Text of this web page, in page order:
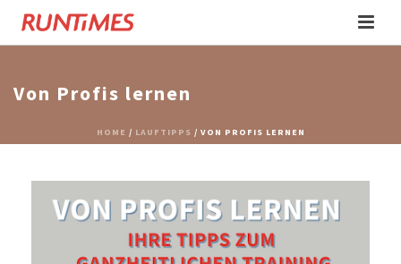
Von Profis lernen
HOME / LAUFTIPPS / VON PROFIS LERNEN